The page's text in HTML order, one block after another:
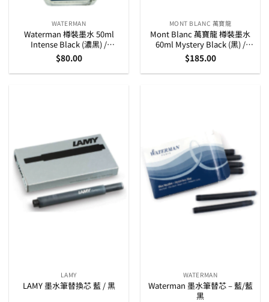
WATERMAN
Waterman 樽裝墨水 50ml
Intense Black (濃黑) /
Mysterious Blue (神秘藍)
$80.00
MONT BLANC 萬寶龍
Mont Blanc 萬寶龍 樽裝墨水
60ml Mystery Black (黑) /
Royal Blue (藍)
$185.00
LAMY
LAMY 墨水筆替換芯 藍 / 黑
WATERMAN
Waterman 墨水筆替芯 – 藍/藍
黑